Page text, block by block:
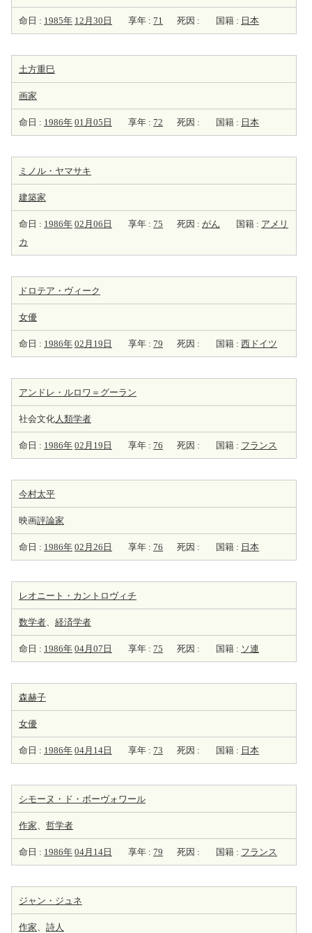
命日 : 1985年 12月30日 享年 : 71 死因 : 国籍 : 日本
土方重巳
画家
命日 : 1986年 01月05日 享年 : 72 死因 : 国籍 : 日本
ミノル・ヤマサキ
建築家
命日 : 1986年 02月06日 享年 : 75 死因 : がん 国籍 : アメリ
カ
ドロテア・ヴィーク
女優
命日 : 1986年 02月19日 享年 : 79 死因 : 国籍 : 西ドイツ
アンドレ・ルロワ＝グーラン
社会文化人類学者
命日 : 1986年 02月19日 享年 : 76 死因 : 国籍 : フランス
今村太平
映画評論家
命日 : 1986年 02月26日 享年 : 76 死因 : 国籍 : 日本
レオニート・カントロヴィチ
数学者、 経済学者
命日 : 1986年 04月07日 享年 : 75 死因 : 国籍 : ソ連
森赫子
女優
命日 : 1986年 04月14日 享年 : 73 死因 : 国籍 : 日本
シモーヌ・ド・ボーヴォワール
作家、 哲学者
命日 : 1986年 04月14日 享年 : 79 死因 : 国籍 : フランス
ジャン・ジュネ
作家、 詩人